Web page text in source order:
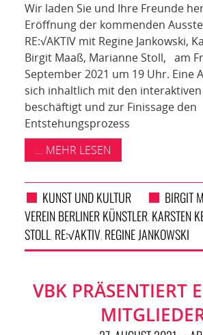
Wir laden Sie und Ihre Freunde
Eröffnung der kommenden
RE:√AKTIV mit Regine Jankowski,
Birgit Maaß, Marianne Stoll, am
September 2021 um 19 Uhr. Eine
sich inhaltlich mit den
beschäftigt und zur Finissage den
Entstehungsprozess
... MEHR LESEN
KUNST UND KULTUR BIRGIT
VEREIN BERLINER KÜNSTLER, KARSTEN
STOLL, RE:√AKTIV, REGINE JANKOWSKI
VBK PRÄSENTIERT